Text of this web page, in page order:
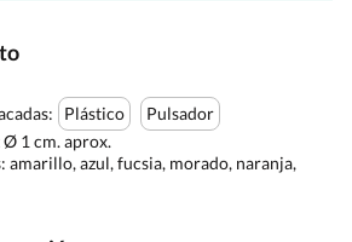
Plástico
Pulsador
Ø 1 cm. aprox.
amarillo, azul, fucsia, morado, naranja,